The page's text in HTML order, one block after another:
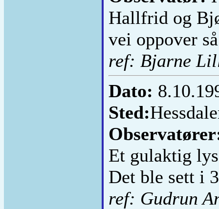
Hallfrid og
vei oppover
ref: Bjarne
Dato:
Sted:
Et gulaktig
Det ble sett i
ref: Gudrun